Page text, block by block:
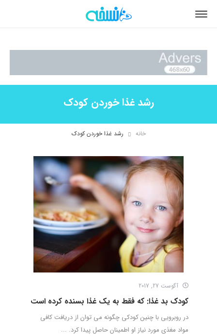
رشد غذا خوردن کودک
خانه رشد غذا خوردن کودک
آگوست 27, 2017
کودک بد غذا: که فقط به یک غذا بسنده کرده است
در روبرویی با چنین کودکی چگونه می توان از دریافت کافی
مواد مغذی مورد نیاز او اطمینان حاصل پیدا کرد. ...